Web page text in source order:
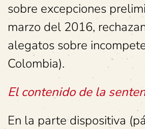
sobre excepciones
marzo del 2016,
alegatos sobre
Colombia).
El contenido de la
En la parte dispositiva